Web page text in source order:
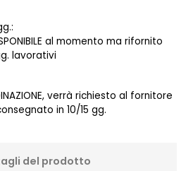
al momento ma rifornito
lavorativi
verrà richiesto al fornitore
in 10/15 gg.
del prodotto